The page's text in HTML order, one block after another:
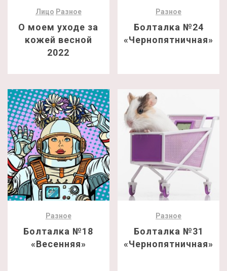
Лицо Разное
О моем уходе за
кожей весной
2022
Разное
Болталка №24
«Чернопятничная»
Разное
Болталка №18
«Весенняя»
Разное
Болталка №31
«Чернопятничная»